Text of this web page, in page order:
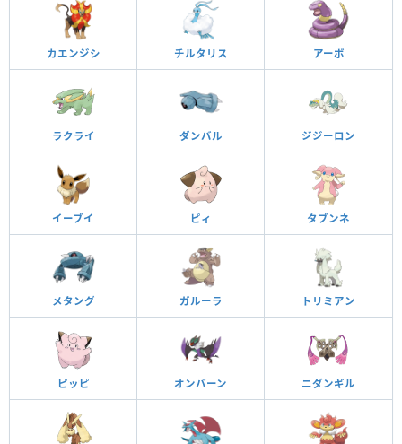
カエンジシ チルタリス アーボ
ラクライ ダンバル ジジーロン
イーブイ ピィ タブンネ
メタング ガルーラ トリミアン
ピッピ オンバーン ニダンギル